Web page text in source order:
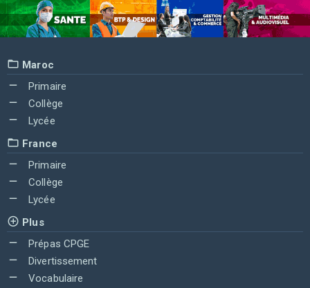
Maroc
Primaire
Collège
Lycée
France
Primaire
Collège
Lycée
Plus
Prépas CPGE
Divertissement
Vocabulaire